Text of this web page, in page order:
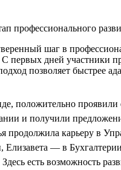
шаг в
первых дней участники
позволяет быстрее
положительно проявили
и получили
карьеру в
— в
есть возможность